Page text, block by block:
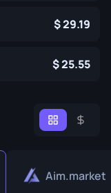
29.19
25.55
Aim.market